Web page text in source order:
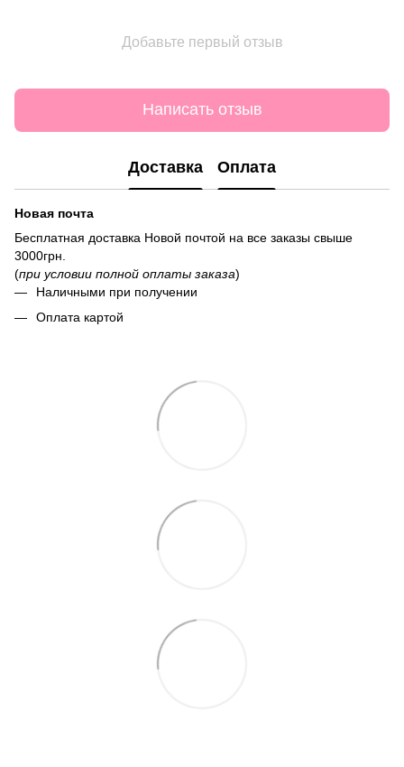
Добавьте первый отзыв
Написать отзыв
Доставка Оплата
Новая почта
Бесплатная доставка Новой почтой на все заказы свыше
3000грн.
(при условии полной оплаты заказа)
Наличными при получении
Оплата картой